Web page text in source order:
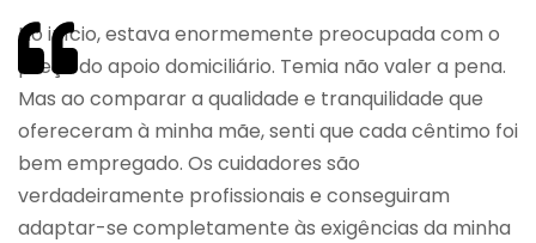
No início, estava enormemente preocupada com o
preço do apoio domiciliário. Temia não valer a pena.
Mas ao comparar a qualidade e tranquilidade que
ofereceram à minha mãe, senti que cada cêntimo foi
bem empregado. Os cuidadores são
verdadeiramente profissionais e conseguiram
adaptar-se completamente às exigências da minha